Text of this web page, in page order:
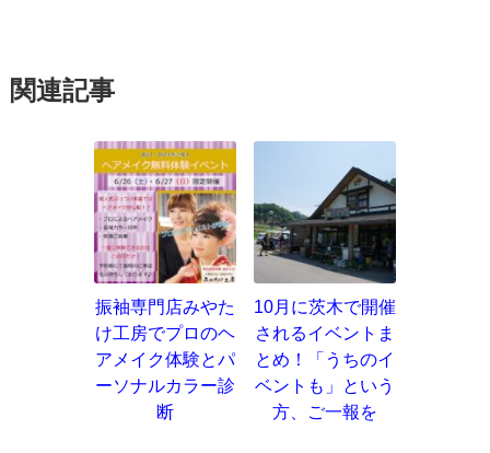
関連記事
振袖専門店みやた
け工房でプロのヘ
アメイク体験とパ
ーソナルカラー診
断
10月に茨木で開催
されるイベントま
とめ！「うちのイ
ベントも」という
方、ご一報を